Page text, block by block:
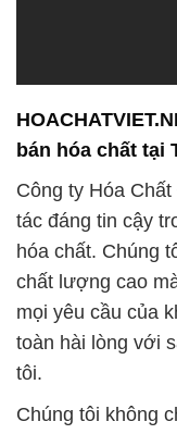
bán hóa chất tại
Công ty Hóa
tác đáng tin cậy
hóa chất. Chúng
chất lượng cao
mọi yêu cầu của
toàn hài lòng với
tôi.
Chúng tôi không